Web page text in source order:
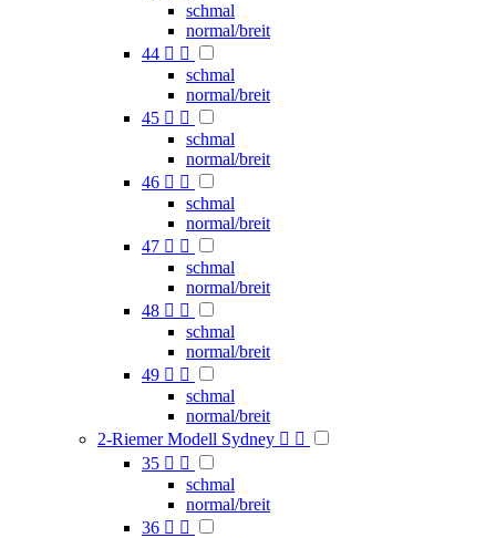
schmal
normal/breit
44  
schmal
normal/breit
45  
schmal
normal/breit
46  
schmal
normal/breit
47  
schmal
normal/breit
48  
schmal
normal/breit
49  
schmal
normal/breit
2-Riemer Modell Sydney  
35  
schmal
normal/breit
36  